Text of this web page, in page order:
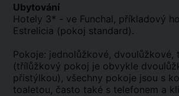
Ubytování
Hotely 3* - ve Funchal, příkladový
Estrelicia (pokoj standard).
Pokoje: jednolůžkové, dvoulůžkové,
(třílůžkový pokoj je obvykle
přistýlkou), všechny pokoje jsou s
toaletou, často také s telefonem a